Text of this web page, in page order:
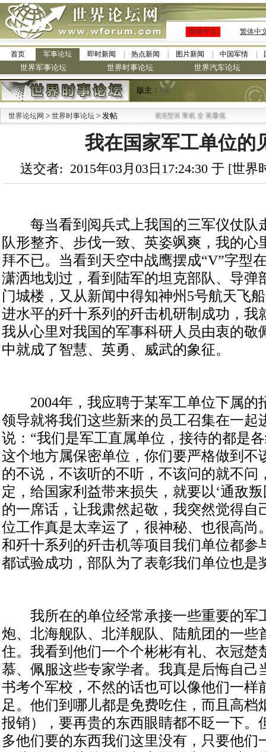
简体中文 繁体中
首页 军事论坛 即时新闻 热点新闻 图片新闻 中国军情
世界军事论坛 世界时事论坛 世界汽车论坛
版主： bob
世界论坛网 > 世界时事论坛 > 发帖
·九阳全新免清洗型豆浆机 全美最低
我在国家军工单位的
送交者: 2015年03月03日17:24:30 于 [世
每当看到阅兵式上我国的三军仪仗队
队形整齐、步伐一致、英姿飒爽，我的心
拜不已。当看到天空中战鹰摆成“V”字型
潇洒地划过，看到陆军的坦克部队、导弹
门城楼，又从新闻中得知神州5号航天飞
进水平的歼十系列的歼击机研制成功，我
我从心里对我国的军事科研人员由衷的敬
中就成了智慧、英勇、威武的象征。
2004年，我应聘于某军工单位下属的
领导就将我们这些新来的员工召集在一起
说：“我们是军工直属单位，接待的都是
这个地方属保密单位，你们要严格做到不
的不说，不该听的不听，不该问的就不问
定，给国家利益带来损失，就要以‘通敌
的一席话，让我肃然起敬，我突然觉得自
位工作真是太幸运了，很神秘、也很高尚
和歼十系列的歼击机等项目我们单位都参
都试验成功，部队为了表彰我们单位也是
我所在的单位经常承接一些重要的军
炮、北海舰队、北洋舰队、陆航团的一些
住。我看到他们一个个彬彬有礼、衣冠楚
慕、佩服这些专家学者。我真是后悔自己
书考个军校，不然的话也可以像他们一样
足。他们到哪儿都是免费吃住，而且高档
报销），要再贵的东西眼睛都不眨一下。
多他们要的东西我们这里没有，只要他们